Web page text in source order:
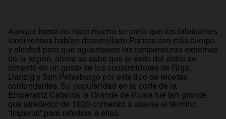
Aunque hasta no hace mucho se creía que los fabricantes
londinenses habían desarrollado Porters con más cuerpo
y alcohol para que aguantasen las temperaturas extremas
de la región, ahora se sabe que el éxito del estilo se
cimentó en un gusto de los consumidores de Riga,
Danzig y San Petesburgo por este tipo de recetas
contundentes. Su popularidad en la corte de la
Emperatriz Catalina la Grande de Rusia fue tan grande
que alrededor de 1820 comenzó a usarse el término
“Imperial” para referirse a ellas.